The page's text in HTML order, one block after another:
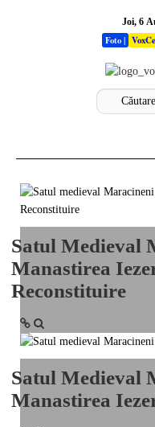
Joi, 6
Foto|
Satul Medieval
Manastirea
Reconstituire
Satul Medieval
Manastirea